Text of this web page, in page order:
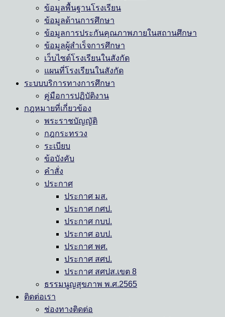
ข้อมูลพื้นฐานโรงเรียน
ข้อมูลด้านการศึกษา
ข้อมูลการประกันคุณภาพภายในสถานศึกษา
ข้อมูลผู้สำเร็จการศึกษา
เว็บไซต์โรงเรียนในสังกัด
แผนที่โรงเรียนในสังกัด
ระบบบริการทางการศึกษา
คู่มือการปฏิบัติงาน
กฎหมายที่เกี่ยวข้อง
พระราชบัญญัติ
กฎกระทรวง
ระเบียบ
ข้อบังคับ
คำสั่ง
ประกาศ
ประกาศ มส.
ประกาศ กศป.
ประกาศ กบป.
ประกาศ อบป.
ประกาศ พศ.
ประกาศ สศป.
ประกาศ สศปส.เขต 8
ธรรมนูญสุขภาพ พ.ศ.2565
ติดต่อเรา
ช่องทางติดต่อ